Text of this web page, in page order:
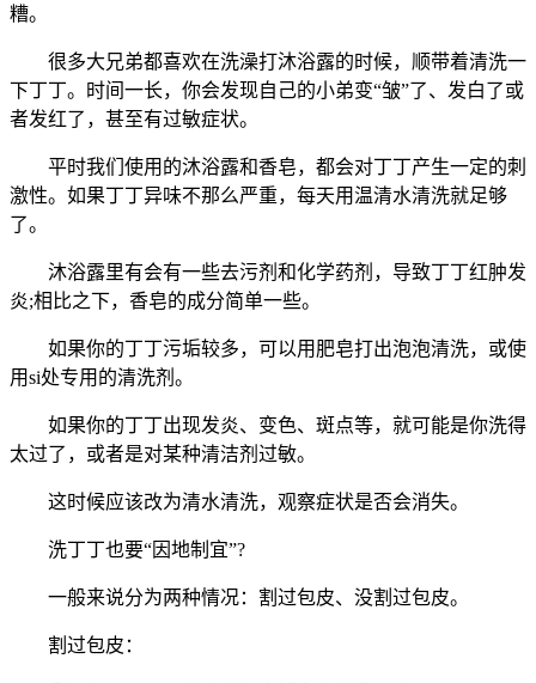
糟。
很多大兄弟都喜欢在洗澡打沐浴露的时候，顺带着清洗一
下丁丁。时间一长，你会发现自己的小弟变“皱”了、发白了或
者发红了，甚至有过敏症状。
平时我们使用的沐浴露和香皂，都会对丁丁产生一定的刺
激性。如果丁丁异味不那么严重，每天用温清水清洗就足够
了。
沐浴露里有会有一些去污剂和化学药剂，导致丁丁红肿发
炎;相比之下，香皂的成分简单一些。
如果你的丁丁污垢较多，可以用肥皂打出泡泡清洗，或使
用si处专用的清洗剂。
如果你的丁丁出现发炎、变色、斑点等，就可能是你洗得
太过了，或者是对某种清洁剂过敏。
这时候应该改为清水清洗，观察症状是否会消失。
洗丁丁也要“因地制宜”?
一般来说分为两种情况：割过包皮、没割过包皮。
割过包皮：